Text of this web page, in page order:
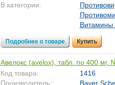
В категории:
Подробнее о товаре Купить
Авелокс (avelox), табл. по 400 мг,
Код товара:
1416
Производитель:
Bayer